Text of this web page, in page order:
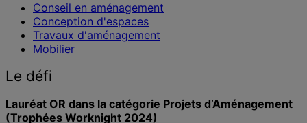
Conseil en aménagement
Conception d'espaces
Travaux d'aménagement
Mobilier
Le défi
Lauréat OR dans la catégorie Projets d’Aménagement
(Trophées Worknight 2024)